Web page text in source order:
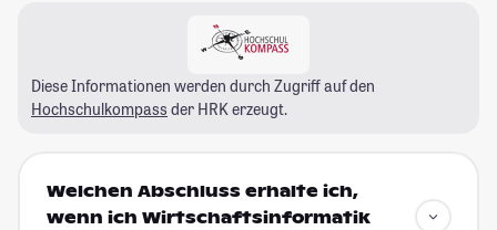
Diese Informationen werden durch Zugriff auf den
Hochschulkompass der HRK erzeugt.
Welchen Abschluss erhalte ich,
wenn ich Wirtschaftsinformatik